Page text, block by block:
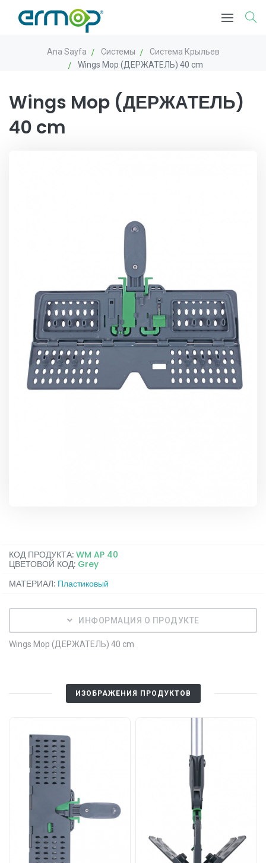
Ana Sayfa Системы
Система Крыльев
Wings Mop (ДЕРЖАТЕЛЬ) 40 cm
Wings Mop (ДЕРЖАТЕЛЬ)
40 cm
КОД ПРОДУКТА: WM AP 40
ЦВЕТОВОЙ КОД: Grey
МАТЕРИАЛ: Пластиковый
ИНФОРМАЦИЯ О ПРОДУКТЕ
Wings Mop (ДЕРЖАТЕЛЬ) 40 cm
ИЗОБРАЖЕНИЯ ПРОДУКТОВ